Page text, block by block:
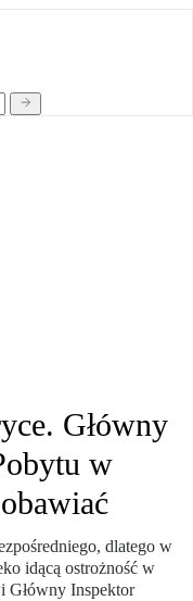
Główny
w
dlatego w
idącą ostrożność w
Główny Inspektor